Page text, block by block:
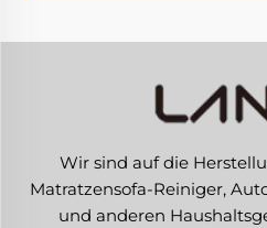
Wir sind auf die
Matratzensofa-Reiniger,
und anderen